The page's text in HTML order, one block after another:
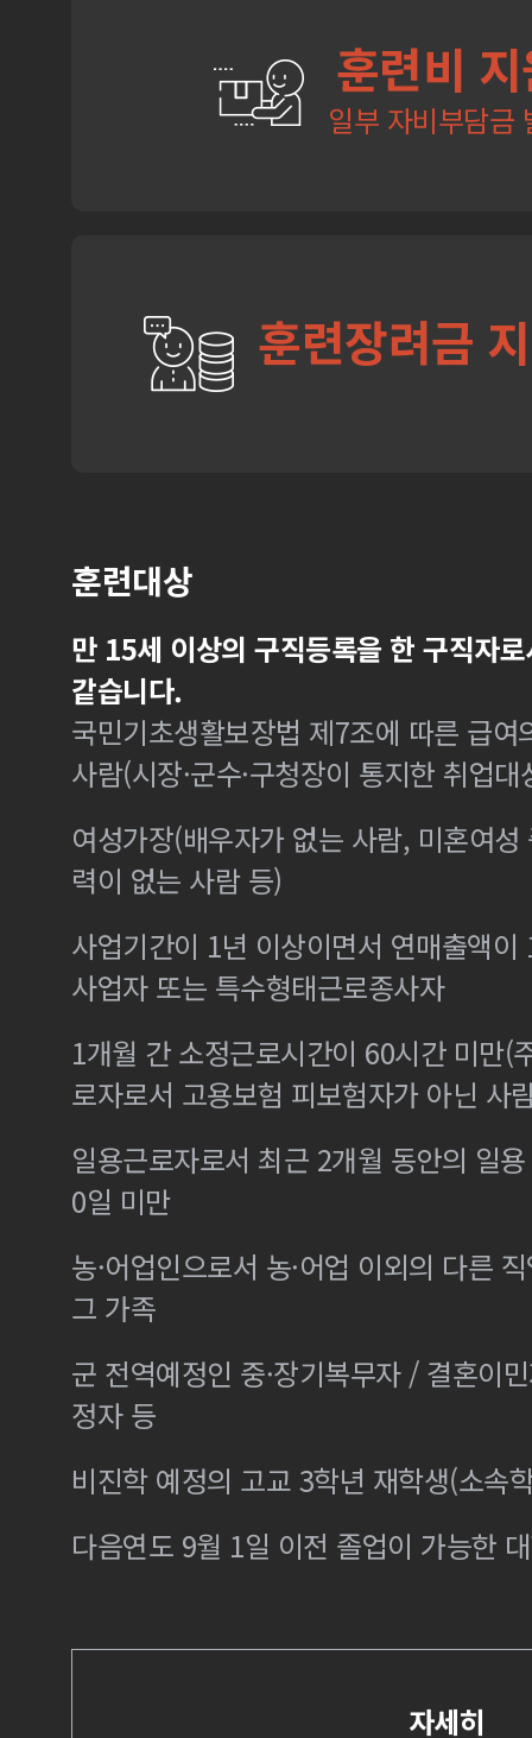
훈련비
일부 자비부담금
훈련장려금
훈련대상
만 15세 이상의 구직등록을 한 구직자
같습니다.
국민기초생활보장법 제7조에 따른 급
사람(시장·군수·구청장이 통지한 취업
여성가장(배우자가 없는 사람, 미혼여
력이 없는 사람 등)
사업기간이 1년 이상이면서 연매출액
사업자 또는 특수형태근로종사자
1개월 간 소정근로시간이 60시간 미만(
로자로서 고용보험 피보험자가 아닌 사
일용근로자로서 최근 2개월 동안의 일
0일 미만
농·어업인으로서 농·어업 이외의 다른
그 가족
군 전역예정인 중·장기복무자 / 결혼이
정자 등
비진학 예정의 고교 3학년 재학생(소속
다음연도 9월 1일 이전 졸업이 가능한
자세히